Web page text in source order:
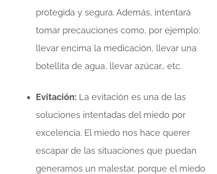
protegida y segura. Además, intentará
tomar precauciones como, por ejemplo:
llevar encima la medicación, llevar una
botellita de agua, llevar azúcar… etc.
Evitación: La evitación es una de las
soluciones intentadas del miedo por
excelencia. El miedo nos hace querer
escapar de las situaciones que puedan
generarnos un malestar, porque el miedo